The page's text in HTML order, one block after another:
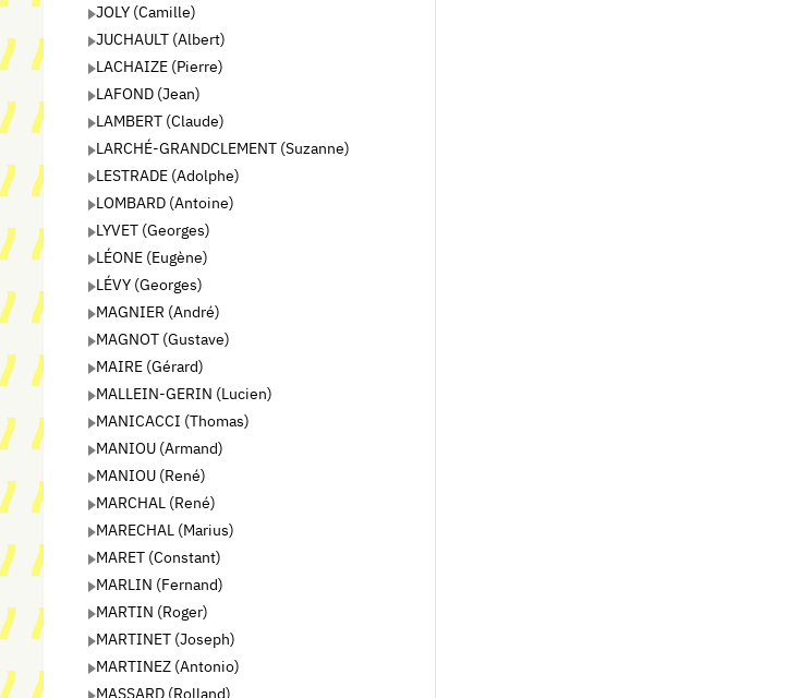
JOLY (Camille)
JUCHAULT (Albert)
LACHAIZE (Pierre)
LAFOND (Jean)
LAMBERT (Claude)
LARCHÉ-GRANDCLEMENT (Suzanne)
LESTRADE (Adolphe)
LOMBARD (Antoine)
LYVET (Georges)
LÉONE (Eugène)
LÉVY (Georges)
MAGNIER (André)
MAGNOT (Gustave)
MAIRE (Gérard)
MALLEIN-GERIN (Lucien)
MANICACCI (Thomas)
MANIOU (Armand)
MANIOU (René)
MARCHAL (René)
MARECHAL (Marius)
MARET (Constant)
MARLIN (Fernand)
MARTIN (Roger)
MARTINET (Joseph)
MARTINEZ (Antonio)
MASSARD (Rolland)